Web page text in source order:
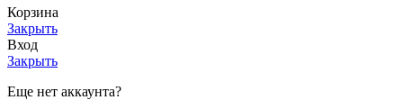
Корзина
Закрыть
Вход
Закрыть
Еще нет аккаунта?